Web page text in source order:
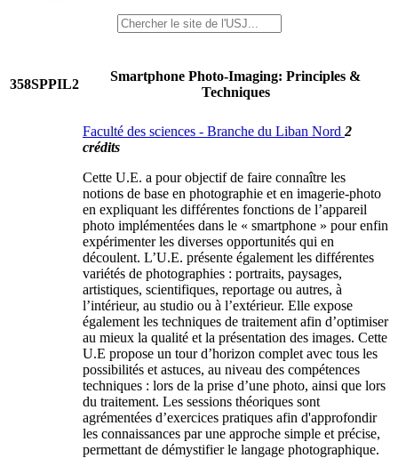
358SPPIL2
Smartphone Photo-Imaging: Principles &
Techniques
Faculté des sciences - Branche du Liban Nord 2
crédits
Cette U.E. a pour objectif de faire connaître les
notions de base en photographie et en imagerie-photo
en expliquant les différentes fonctions de l’appareil
photo implémentées dans le « smartphone » pour enfin
expérimenter les diverses opportunités qui en
découlent. L’U.E. présente également les différentes
variétés de photographies : portraits, paysages,
artistiques, scientifiques, reportage ou autres, à
l’intérieur, au studio ou à l’extérieur. Elle expose
également les techniques de traitement afin d’optimiser
au mieux la qualité et la présentation des images. Cette
U.E propose un tour d’horizon complet avec tous les
possibilités et astuces, au niveau des compétences
techniques : lors de la prise d’une photo, ainsi que lors
du traitement. Les sessions théoriques sont
agrémentées d’exercices pratiques afin d'approfondir
les connaissances par une approche simple et précise,
permettant de démystifier le langage photographique.